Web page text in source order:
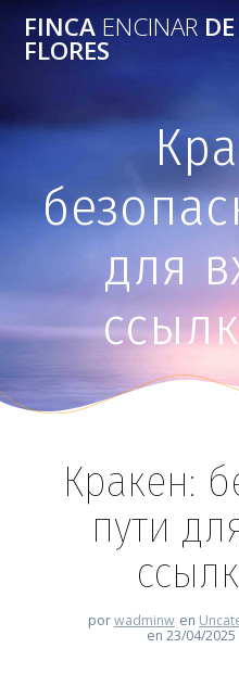
FINCAENCINAR DE
FLORES
для
Кракен:
пути
porwadminw en
en 23/04/2025